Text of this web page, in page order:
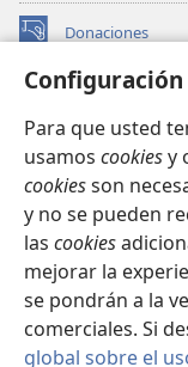
Para que usted
usamos cookiesy
cookiesson
y no se pueden
las cookies
mejorar la
se pondrán a la
comerciales. Si
global sobre el
Donaciones
(abre
nueva BIBLIOTECA EN
una
nueva
ventana)
JW Hub
(abre
una
nueva
ventana)
JW Library
Watchtower